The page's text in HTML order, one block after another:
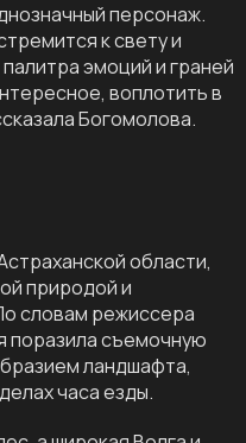
персонаж.
к свету и
эмоций и граней
воплотить в
Богомолова.
области,
природой и
словам режиссера
поразила съемочную
ландшафта,
часа езды.